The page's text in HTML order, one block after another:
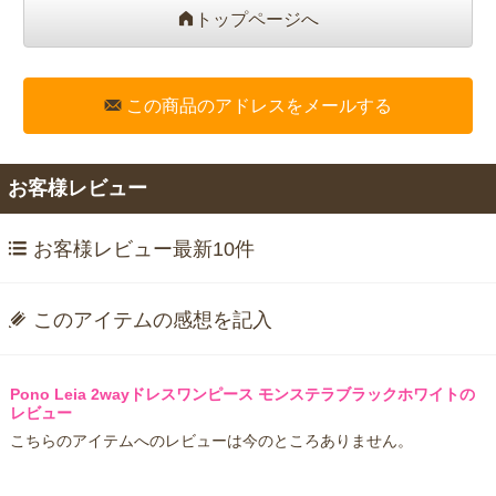
トップページへ
この商品のアドレスをメールする
お客様レビュー
お客様レビュー最新10件
このアイテムの感想を記入
Pono Leia 2wayドレスワンピース モンステラブラックホワイトの
レビュー
こちらのアイテムへのレビューは今のところありません。